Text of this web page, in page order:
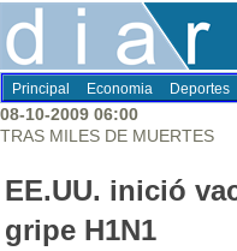
Principal Economia Deportes
08-10-2009 06:00
TRAS MILES DE MUERTES
EE.UU. inició
gripe H1N1